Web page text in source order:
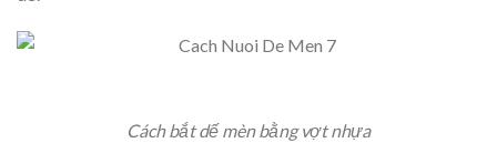
Cách bắt dế mèn bằng vợt nhựa